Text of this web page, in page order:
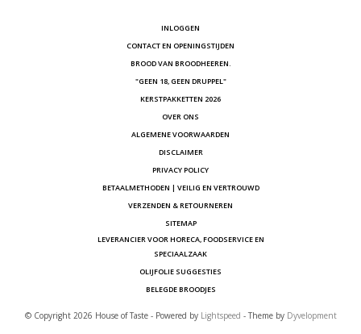
INLOGGEN
CONTACT EN OPENINGSTIJDEN
BROOD VAN BROODHEEREN.
"GEEN 18, GEEN DRUPPEL"
KERSTPAKKETTEN 2026
OVER ONS
ALGEMENE VOORWAARDEN
DISCLAIMER
PRIVACY POLICY
BETAALMETHODEN | VEILIG EN VERTROUWD
VERZENDEN & RETOURNEREN
SITEMAP
LEVERANCIER VOOR HORECA, FOODSERVICE EN
SPECIAALZAAK
OLIJFOLIE SUGGESTIES
BELEGDE BROODJES
© Copyright 2026 House of Taste - Powered by Lightspeed - Theme by Dyvelopment